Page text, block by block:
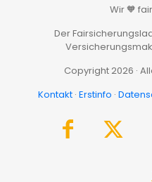
Wir 🧡
Der
Copyright 2026 ·
Kontakt · Erstinfo ·